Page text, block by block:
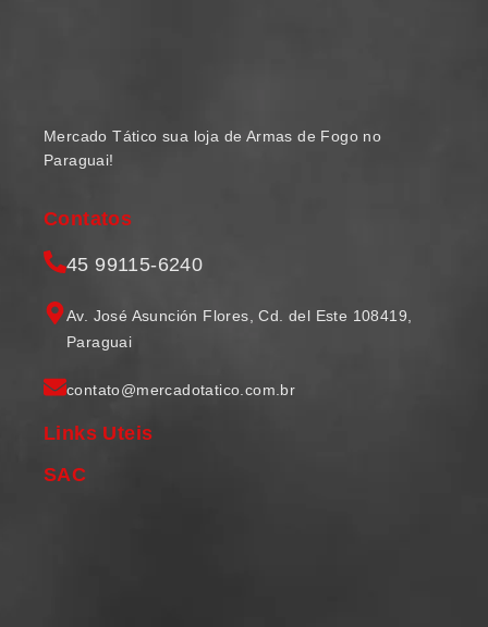
Mercado Tático sua loja de Armas de Fogo no
Paraguai!
Contatos
45 99115-6240
Av. José Asunción Flores, Cd. del Este 108419,
Paraguai
contato@mercadotatico.com.br
Links Uteis
SAC